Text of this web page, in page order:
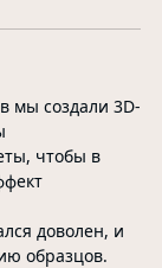
мы создали 3D-
чтобы в
доволен, и
образцов.